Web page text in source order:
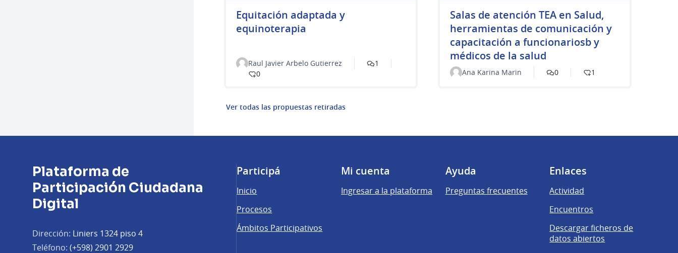
Equitación adaptada y
equinoterapia
Raul Javier Arbelo Gutierrez
1
0
Salas de atención TEA en Salud,
herramientas de comunicación y
capacitación a funcionariosb y
médicos de la salud
Ana Karina Marin 0 1
Ver todas las propuestas retiradas
Plataforma de
Participación Ciudadana
Digital
Dirección: Liniers 1324 piso 4
Teléfono: (+598) 2901 2929
Participá
Inicio
Procesos
Ámbitos Participativos
Mi cuenta
Ingresar a la plataforma
Ayuda
Preguntas frecuentes
Enlaces
Actividad
Encuentros
Descargar ficheros de
datos abiertos